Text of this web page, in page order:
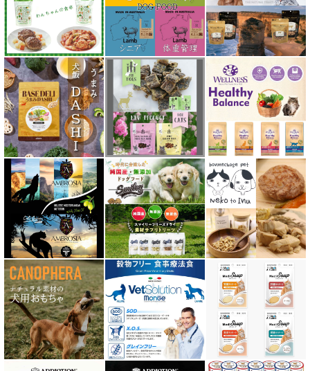
ソウルメイト SoulMate
ソリッドゴールド Solid Gold
ディアブロ（Deer Blow）
テラカニス TerraCanis
テラフェリス TerraFelis
テラカニス ハーバルヒーローズ
トライバル TRIBAL
ナチュラルコード NATURAL CODE
ナチュラルハーベスト Natural Harvest
Nanki Japan ナンキジャパン
ニュートライプ NUTRIPE
ｐＨ バランス キャット ウォーター